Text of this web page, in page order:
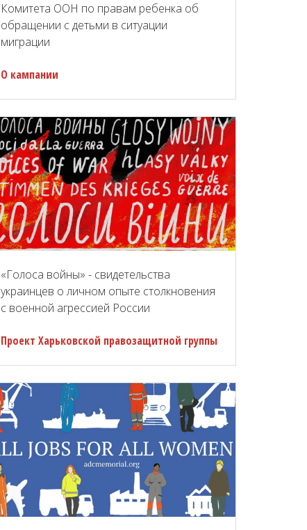
Комитета ООН по правам ребенка об
обращении с детьми в ситуации
миграции
О кампании
«Голоса войны» - свидетельства
украинцев о личном опыте столкновения
с военной агрессией России
Проект Харьковской правозащитной группы